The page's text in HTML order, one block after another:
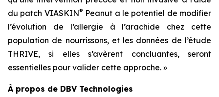
du patch VIASKIN® Peanut a le potentiel de modifier
l’évolution de l’allergie à l’arachide chez cette
population de nourrissons, et les données de l’étude
THRIVE, si elles s’avèrent concluantes, seront
essentielles pour valider cette approche. »
À propos de DBV Technologies